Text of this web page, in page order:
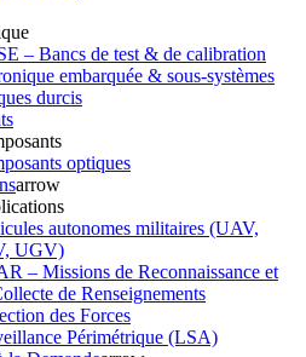
– Bancs de test & de calibration
embarquée & sous-systèmes
durcis
optiques
arrow
autonomes militaires (UAV,
UGV)
– Missions de Reconnaissance et
de Renseignements
des Forces
Périmétrique (LSA)